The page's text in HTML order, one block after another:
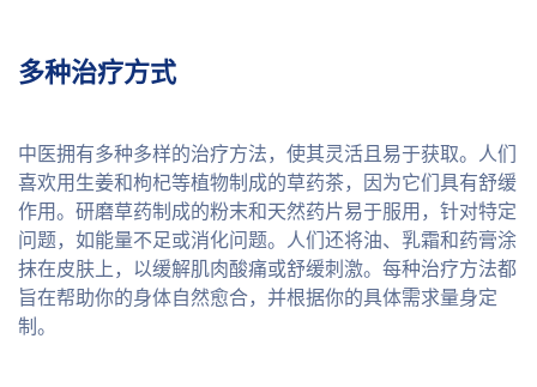
多种治疗方式
中医拥有多种多样的治疗方法，使其灵活且易于获取。人们
喜欢用生姜和枸杞等植物制成的草药茶，因为它们具有舒缓
作用。研磨草药制成的粉末和天然药片易于服用，针对特定
问题，如能量不足或消化问题。人们还将油、乳霜和药膏涂
抹在皮肤上，以缓解肌肉酸痛或舒缓刺激。每种治疗方法都
旨在帮助你的身体自然愈合，并根据你的具体需求量身定
制。